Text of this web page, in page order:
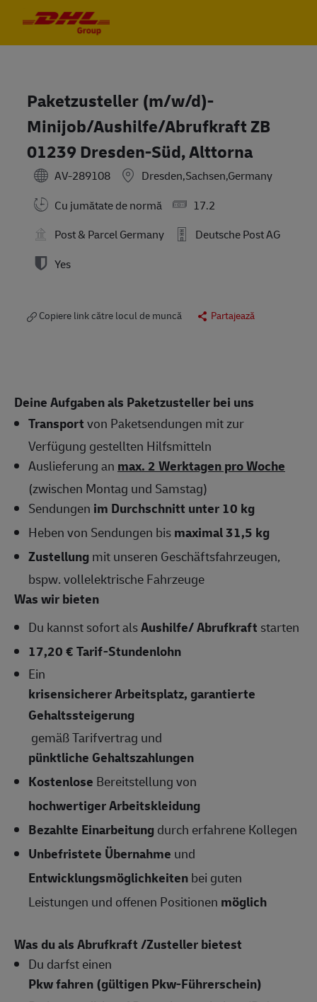
Paketzusteller (m/w/d)-
Minijob/Aushilfe/Abrufkraft ZB
01239 Dresden-Süd, Alttorna
AV-289108
Dresden,Sachsen,Germany
Cu jumătate de normă
17.2
Post & Parcel Germany
Deutsche Post AG
Yes
Copiere link către locul de muncă Partajează
Deine Aufgaben als Paketzusteller bei uns
Transportvon Paketsendungen mit zur
Verfügung gestellten Hilfsmitteln
Auslieferung an max. 2 Werktagen pro Woche
(zwischen Montag und Samstag)
Sendungen im Durchschnitt unter 10 kg
Heben von Sendungen bismaximal 31,5 kg
Zustellungmit unseren Geschäftsfahrzeugen,
bspw. vollelektrische Fahrzeuge
Was wir bieten
Du kannst sofort alsAushilfe/ Abrufkraft starten
17,20 € Tarif-Stundenlohn
Ein
krisensicherer Arbeitsplatz, garantierte
Gehaltssteigerung
gemäß Tarifvertrag und
pünktliche Gehaltszahlungen
Kostenlose Bereitstellung von
hochwertiger Arbeitskleidung
Bezahlte Einarbeitungdurch erfahrene Kollegen
Unbefristete Übernahme und
Entwicklungsmöglichkeitenbei guten
Leistungen und offenen Positionen möglich
Was du als Abrufkraft /Zusteller bietest
Du darfst einen
Pkw fahren (gültigen Pkw-Führerschein)